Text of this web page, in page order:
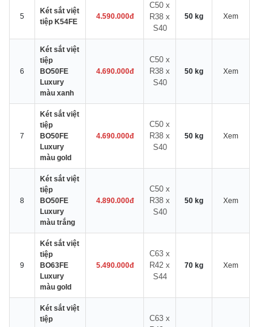
5
Két sắt việt
tiệp K54FE
4.590.000đ
C50 x
R38 x
S40
50 kg Xem
6
Két sắt việt
tiệp
BO50FE
Luxury
màu xanh
4.690.000đ
C50 x
R38 x
S40
50 kg Xem
7
Két sắt việt
tiệp
BO50FE
Luxury
màu gold
4.690.000đ
C50 x
R38 x
S40
50 kg Xem
8
Két sắt việt
tiệp
BO50FE
Luxury
màu trắng
4.890.000đ
C50 x
R38 x
S40
50 kg Xem
9
Két sắt việt
tiệp
BO63FE
Luxury
màu gold
5.490.000đ
C63 x
R42 x
S44
70 kg Xem
Két sắt việt
tiệp
C63 x